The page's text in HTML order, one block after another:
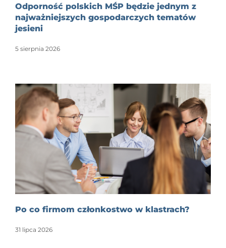
Odporność polskich MŚP będzie jednym z
najważniejszych gospodarczych tematów
jesieni
5 sierpnia 2026
Po co firmom członkostwo w klastrach?
31 lipca 2026